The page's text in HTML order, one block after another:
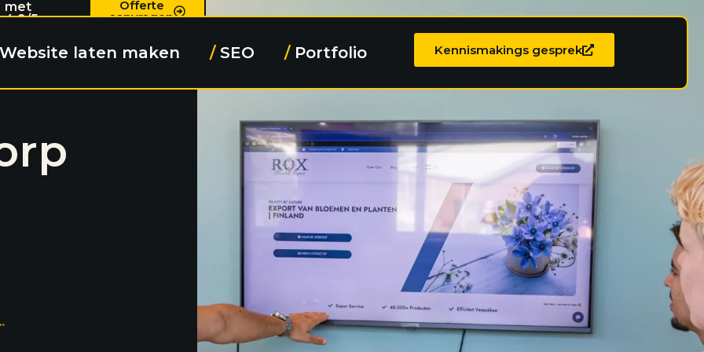
Website laten maken /SEO / Portfolio Kennismakings gesprek
met
4.9/5
Offerte
aanvragen